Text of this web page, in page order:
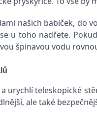
našich babiček, do
u toho nadřete.
špinavou vodu
urychlí teleskopické
ale také